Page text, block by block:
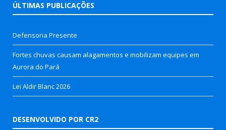
ÚLTIMAS PUBLICAÇÕES
Defensoria Presente
Fortes chuvas causam alagamentos e mobilizam equipes em
Aurora do Pará
Lei Aldir Blanc 2026
DESENVOLVIDO POR CR2